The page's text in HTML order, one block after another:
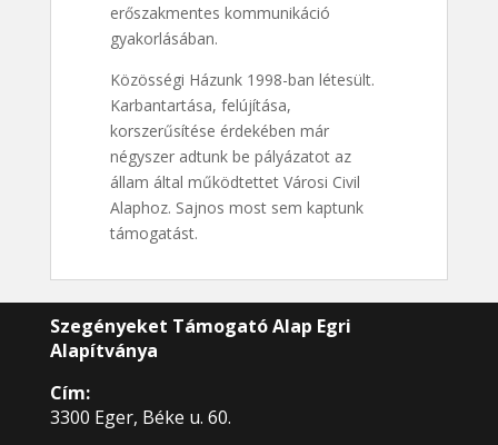
erőszakmentes kommunikáció
gyakorlásában.
Közösségi Házunk 1998-ban létesült.
Karbantartása, felújítása,
korszerűsítése érdekében már
négyszer adtunk be pályázatot az
állam által működtettet Városi Civil
Alaphoz. Sajnos most sem kaptunk
támogatást.
Szegényeket Támogató Alap Egri
Alapítványa
Cím:
3300 Eger, Béke u. 60.